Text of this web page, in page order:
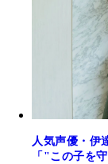
人気声優・伊
「"この子を